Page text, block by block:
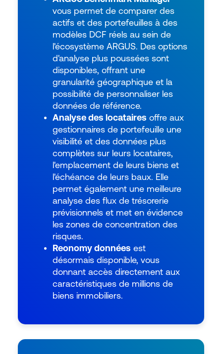
vous permet de comparer des
actifs et des portefeuilles à des
modèles DCF réels au sein de
l'écosystème ARGUS. Des options
d'analyse plus poussées sont
disponibles, offrant une
granularité géographique et la
possibilité de personnaliser les
données de référence.
Analyse des locataires offre aux
gestionnaires de portefeuille une
visibilité et des données plus
complètes sur leurs locataires,
l'emplacement de leurs biens et
l'échéance de leurs baux. Elle
permet également une meilleure
analyse des flux de trésorerie
prévisionnels et met en évidence
les zones de concentration des
risques.
Reonomy données est
désormais disponible, vous
donnant accès directement aux
caractéristiques de millions de
biens immobiliers.